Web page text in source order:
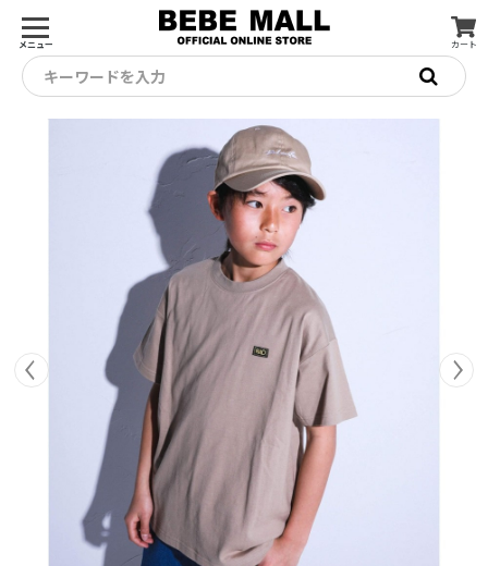
メニュー カート
キーワードを入力